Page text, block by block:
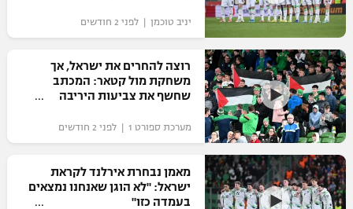
"מחצית בשכונה" – פודקאסט
משתתפים וזוכים בפרסים
תקנון משתתפים וזוכים בפרסים
תקנון עבור פעילות אלקטרה
תקנון עבור פעילות ספורט 1 – "מרלן"
טניס
גיימינג E-Sports
ספורט מוטורי
כדורמים
פוטבול אמריקאי NFL
בייסבול MLB
יניב טוכמן | לפני 2 חודשים
רוצה להחרים את ישראל, אך
משחקת מול קטאר: המכתב
שחשף את צביעות היריבה
מערכת ספורט 1 | לפני 2 חודשים
מאמן נבחרת אירלנד לקראת
ישראל: "לא הוגן שאנחנו נמצאים
בעמדה כזו"